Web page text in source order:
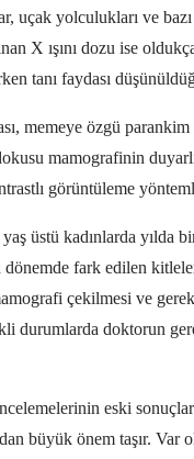
uçak yolculukları ve
X ışını dozu ise
tanı faydası
memeye özgü
mamografinin
görüntüleme
üstü kadınlarda yılda
fark edilen
çekilmesi ve
durumlarda doktorun
eski
büyük önem taşır.